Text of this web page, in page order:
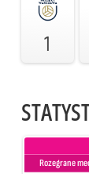
1
Rozegrane